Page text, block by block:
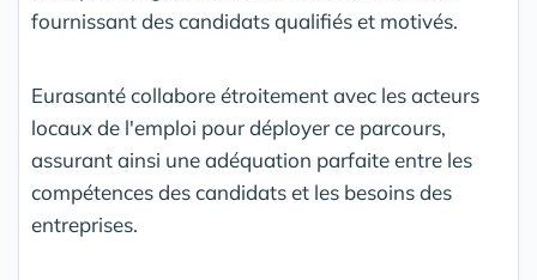
fournissant des candidats qualifiés et motivés.
Eurasanté collabore étroitement avec les acteurs
locaux de l'emploi pour déployer ce parcours,
assurant ainsi une adéquation parfaite entre les
compétences des candidats et les besoins des
entreprises.